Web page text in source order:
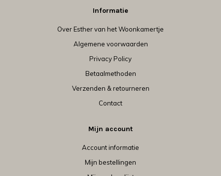
Informatie
Over Esther van het Woonkamertje
Algemene voorwaarden
Privacy Policy
Betaalmethoden
Verzenden & retourneren
Contact
Mijn account
Account informatie
Mijn bestellingen